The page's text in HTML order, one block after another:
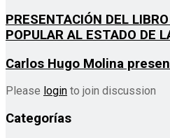
PRESENTACIÓN DEL
POPULAR AL ESTADO DE
Carlos Hugo Molina
Please login to join discussion
Categorías